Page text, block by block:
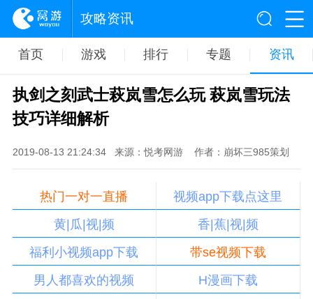
攻略资讯
首页 游戏 排行 专题 资讯
执剑之刻武士萩岚雪怎么玩 萩岚雪玩法
技巧详细解析
2019-08-13 21:24:34 来源：悦考网游 作者：崩坏三985策划
热门一对一直播
视频app下载点这里
黄|瓜|视|频
香|蕉|视|频
福利小视频app下载
带se视频下载
男人都喜欢的视频
H漫画下载